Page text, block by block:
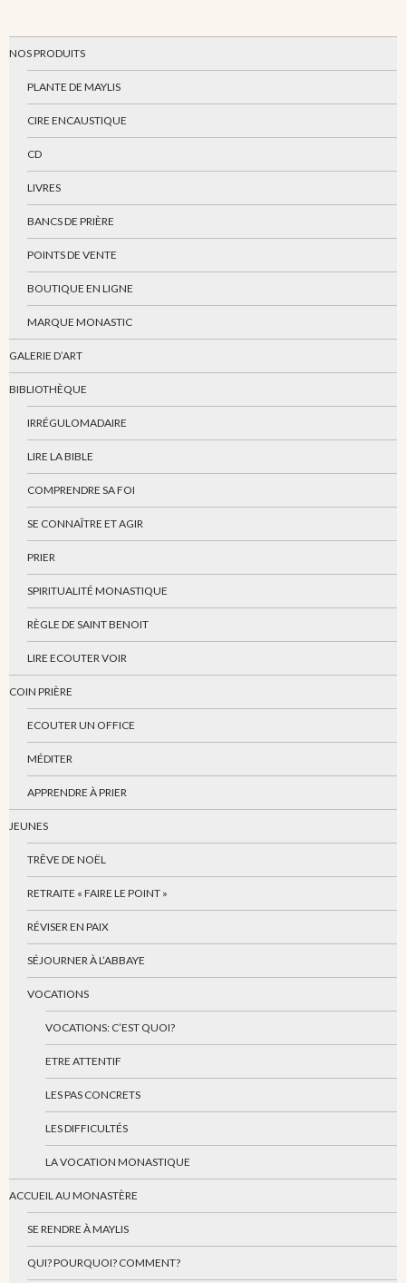
NOS PRODUITS
PLANTE DE MAYLIS
CIRE ENCAUSTIQUE
CD
LIVRES
BANCS DE PRIÈRE
POINTS DE VENTE
BOUTIQUE EN LIGNE
MARQUE MONASTIC
GALERIE D’ART
BIBLIOTHÈQUE
IRRÉGULOMADAIRE
LIRE LA BIBLE
COMPRENDRE SA FOI
SE CONNAÎTRE ET AGIR
PRIER
SPIRITUALITÉ MONASTIQUE
RÈGLE DE SAINT BENOIT
LIRE ECOUTER VOIR
COIN PRIÈRE
ECOUTER UN OFFICE
MÉDITER
APPRENDRE À PRIER
JEUNES
TRÊVE DE NOËL
RETRAITE « FAIRE LE POINT »
RÉVISER EN PAIX
SÉJOURNER À L’ABBAYE
VOCATIONS
VOCATIONS: C’EST QUOI?
ETRE ATTENTIF
LES PAS CONCRETS
LES DIFFICULTÉS
LA VOCATION MONASTIQUE
ACCUEIL AU MONASTÈRE
SE RENDRE À MAYLIS
QUI? POURQUOI? COMMENT?